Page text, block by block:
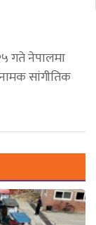
गते नेपालमा
सांगीतिक